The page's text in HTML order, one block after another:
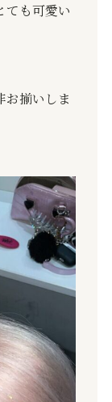
ても可愛い
お揃いしま